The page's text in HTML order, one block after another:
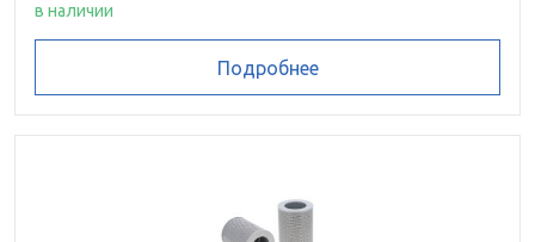
в наличии
Подробнее